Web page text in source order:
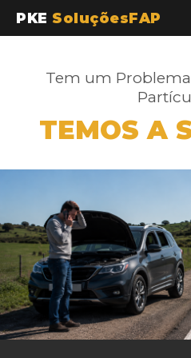
PKE SoluçõesFAP
Tem um
TEMOS A